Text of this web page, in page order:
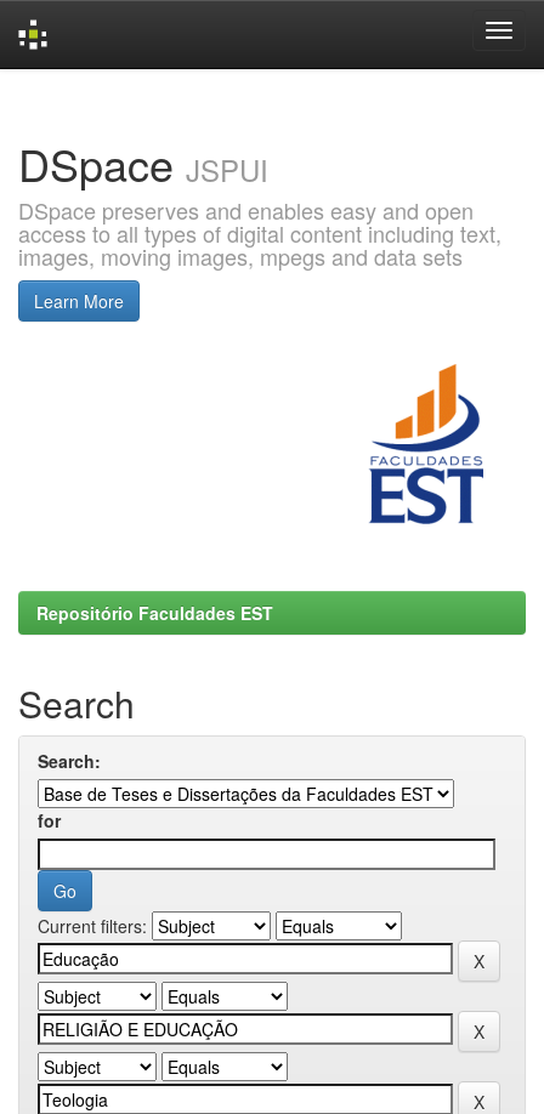
DSpace JSPUI
DSpace preserves and enables easy and open
access to all types of digital content including text,
images, moving images, mpegs and data sets
Learn More
Repositório Faculdades EST
Search
Search:
for
Current filters: